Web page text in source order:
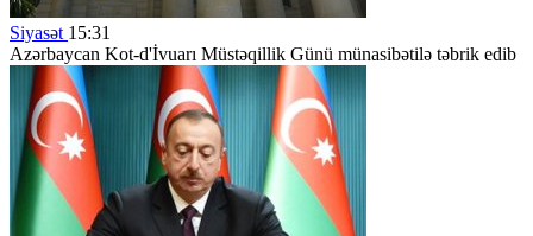
Siyasət 15:31
Azərbaycan Kot-d'İvuarı Müstəqillik Günü münasibətilə təbrik edib